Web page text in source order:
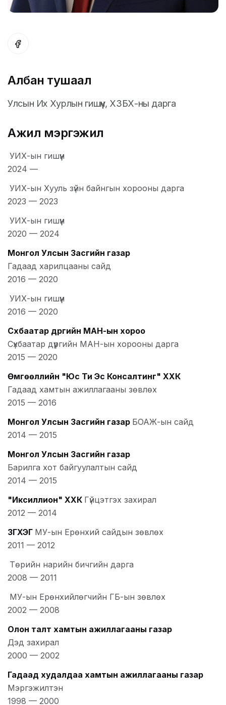
Албан тушаал
Улсын Их Хурлын гишүүн, ХЗБХ-ны дарга
Ажил мэргэжил
УИХ-ын гишүүн
2024 —
УИХ-ын Хууль зүйн байнгын хорооны дарга
2023 — 2023
УИХ-ын гишүүн
2020 — 2024
Монгол Улсын Засгийн газар
Гадаад харилцааны сайд
2016 — 2020
УИХ-ын гишүүн
2016 — 2020
Сүхбаатар дүүргийн МАН-ын хороо
Сүхбаатар дүүргийн МАН-ын хорооны дарга
2015 — 2020
Өмгөөллийн "Юс Ти Эс Консалтинг" ХХК
Гадаад хамтын ажиллагааны зөвлөх
2015 — 2016
Монгол Улсын Засгийн газар БОАЖ-ын сайд
2014 — 2015
Монгол Улсын Засгийн газар
Барилга хот байгуулалтын сайд
2014 — 2015
"Иксиллион" ХХК Гүйцэтгэх захирал
2012 — 2014
ЗГХЭГ МУ-ын Ерөнхий сайдын зөвлөх
2011 — 2012
Төрийн нарийн бичгийн дарга
2008 — 2011
МУ-ын Ерөнхийлөгчийн ГБ-ын зөвлөх
2002 — 2008
Олон талт хамтын ажиллагааны газар
Дэд захирал
2000 — 2002
Гадаад худалдаа хамтын ажиллагааны газар
Мэргэжилтэн
1998 — 2000